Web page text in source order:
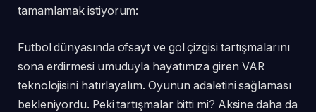
tamamlamak istiyorum:
Futbol dünyasında ofsayt ve gol çizgisi tartışmalarını
sona erdirmesi umuduyla hayatımıza giren VAR
teknolojisini hatırlayalım. Oyunun adaletini sağlaması
bekleniyordu. Peki tartışmalar bitti mi? Aksine daha da